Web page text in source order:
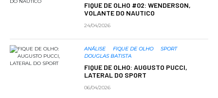
FIQUE DE OLHO #02: WENDERSON,
VOLANTE DO NAUTICO
24/04/2026
ANÁLISE FIQUE DE OLHO
SPORT
DOUGLAS BATISTA
FIQUE DE OLHO: AUGUSTO PUCCI,
LATERAL DO SPORT
06/04/2026